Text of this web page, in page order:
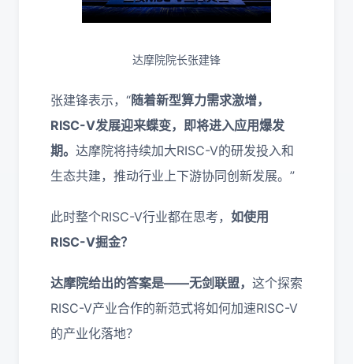
达摩院院长张建锋
张建锋表示，“随着新型算力需求激增，
RISC-V发展迎来蝶变，即将进入应用爆发
期。 达摩院将持续加大RISC-V的研发投入和
生态共建，推动行业上下游协同创新发展。”
此时整个RISC-V行业都在思考， 如使用
RISC-V掘金？
达摩院给出的答案是——无剑联盟， 这个探索
RISC-V产业合作的新范式将如何加速RISC-V
的产业化落地？